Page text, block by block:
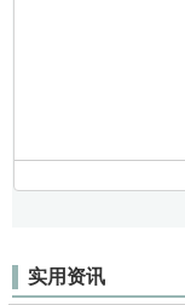
实用资讯